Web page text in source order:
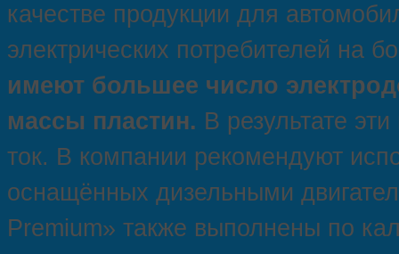
качестве продукции для
электрических потребителей на
имеют большее число
массы пластин. В результате
ток. В компании рекомендуют
оснащённых дизельными
Premium» также выполнены по